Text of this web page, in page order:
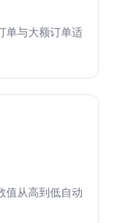
单与大额订单适
值从高到低自动